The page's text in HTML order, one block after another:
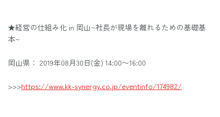
★経営の仕組み化 in 岡山~社長が現場を離れるための基礎基
本~
岡山県： 2019年08月30日(金) 14:00〜16:00
>>>https://www.kk-synergy.co.jp/eventinfo/174982/